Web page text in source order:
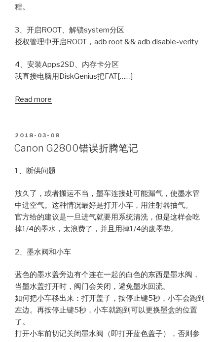
程。
3、开启ROOT、解锁system分区
授权管理中开启ROOT，adb root && adb disable-verity
4、安装Apps2SD、内存卡分区
我直接电脑用DiskGenius把FAT[……]
Read more
POSTED
ON
2018-03-08
Canon G2800错误折腾笔记
1、断供问题
放久了，或者搬运不当，墨车连接处可能漏气，使墨水管
中进空气。这种情况最好是打开小车，用注射器抽气。
官方给的建议是一旦进气就要用系统清洗，但是这样会吃
掉1/4的墨水，太浪费了，并且用掉1/4的废墨垫。
2、墨水阀和小车
蓝色的墨水盖旁边有个连在一起的白色的东西是墨水阀，
当墨水盖打开时，阀门会关闭，避免墨水回流。
如何把小车移出来：打开盖子，按停止键5秒，小车会跑到
左边。再按停止键5秒，小车就跑到可以更换墨盒的位置
了。
打开小车前切记关闭墨水阀（即打开蓝色盖子），否则参